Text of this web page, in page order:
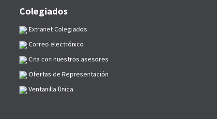
Colegiados
Extranet Colegiados
Correo electrónico
Cita con nuestros asesores
Ofertas de Representación
Ventanilla Única